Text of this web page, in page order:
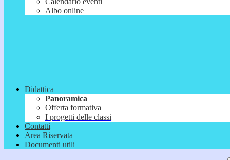
Albo online
Didattica
Panoramica
Offerta formativa
I progetti delle classi
Contatti
Area Riservata
Documenti utili